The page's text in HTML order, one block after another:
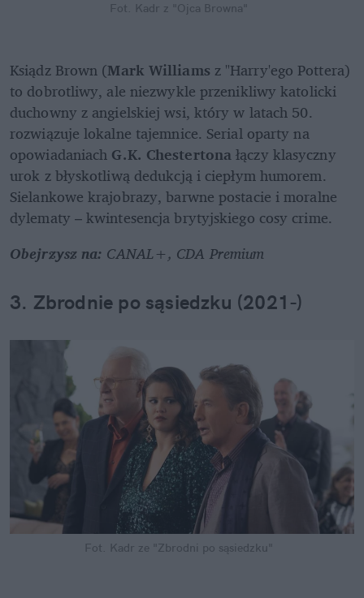
Fot. Kadr z "Ojca Browna"
Ksiądz Brown (Mark Williams z "Harry'ego Pottera)
to dobrotliwy, ale niezwykle przenikliwy katolicki
duchowny z angielskiej wsi, który w latach 50.
rozwiązuje lokalne tajemnice. Serial oparty na
opowiadaniach G.K. Chestertona łączy klasyczny
urok z błyskotliwą dedukcją i ciepłym humorem.
Sielankowe krajobrazy, barwne postacie i moralne
dylematy – kwintesencja brytyjskiego cosy crime.
Obejrzysz na: CANAL+, CDA Premium
3. Zbrodnie po sąsiedzku (2021-)
Fot. Kadr ze "Zbrodni po sąsiedzku"